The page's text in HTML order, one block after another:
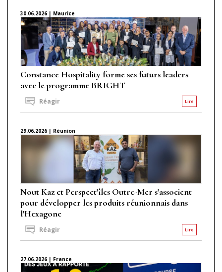
30.06.2026 | Maurice
Constance Hospitality forme ses futurs leaders
avec le programme BRIGHT
Lire
Réagir
29.06.2026 | Réunion
Nout Kaz et Perspect'îles Outre-Mer s'associent
pour développer les produits réunionnais dans
l'Hexagone
Lire
Réagir
27.06.2026 | France